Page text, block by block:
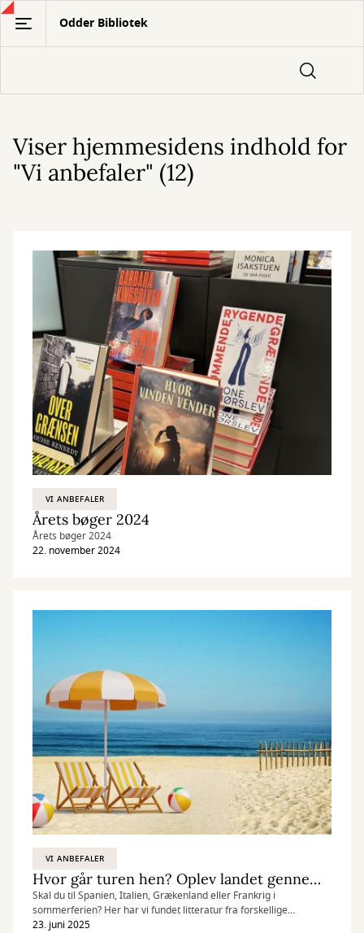
Gå
hovedindhold
Odder Bibliotek
Viser hjemmesidens indhold for
"Vi anbefaler" (12)
VI ANBEFALER
Årets bøger 2024
Årets bøger 2024
22. november 2024
VI ANBEFALER
Hvor går turen hen? Oplev landet gennem litteraturen
Skal du til Spanien, Italien, Grækenland eller Frankrig i
sommerferien? Her har vi fundet litteratur fra forskellige
feriedestinationer frem til dig, så du både kan opleve landet
23. juni 2025